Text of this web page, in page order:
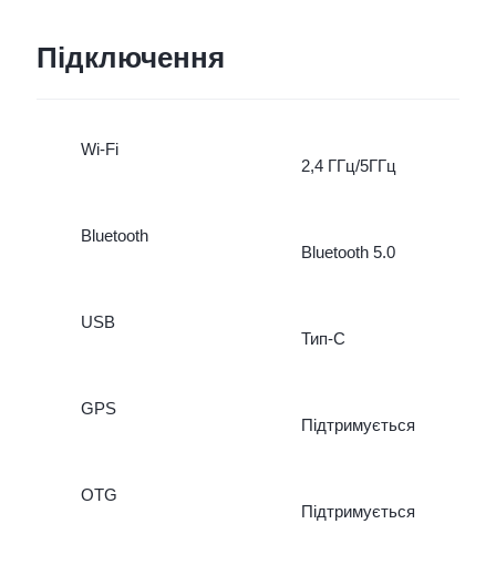
Підключення
Wi-Fi
2,4 ГГц/5ГГц
Bluetooth
Bluetooth 5.0
USB
Тип-С
GPS
Підтримується
OTG
Підтримується